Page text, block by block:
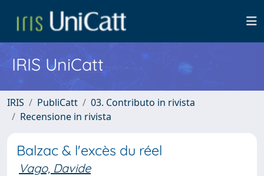
IRIS UniCatt
IRIS PubliCatt
03. Contributo in rivista
Recensione in rivista
Balzac & l'excès du réel
Vago, Davide